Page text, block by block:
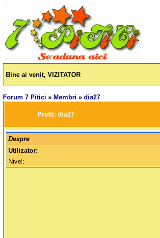
Bine ai venit, VIZITATOR
Forum 7 Pitici » Membri »dia27
		Profil:
dia27
Despre
Utilizator:
Nivel: